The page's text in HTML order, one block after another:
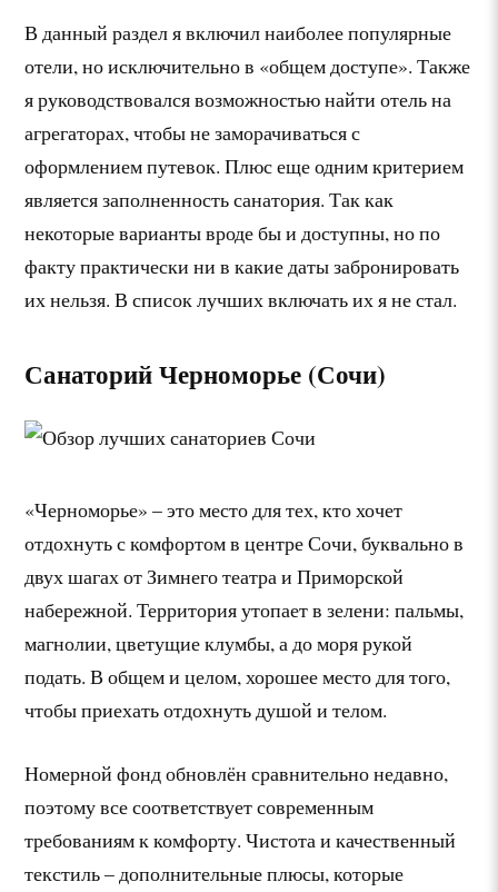
В данный раздел я включил наиболее популярные
отели, но исключительно в «общем доступе». Также
я руководствовался возможностью найти отель на
агрегаторах, чтобы не заморачиваться с
оформлением путевок. Плюс еще одним критерием
является заполненность санатория. Так как
некоторые варианты вроде бы и доступны, но по
факту практически ни в какие даты забронировать
их нельзя. В список лучших включать их я не стал.
Санаторий Черноморье (Сочи)
«Черноморье» – это место для тех, кто хочет
отдохнуть с комфортом в центре Сочи, буквально в
двух шагах от Зимнего театра и Приморской
набережной. Территория утопает в зелени: пальмы,
магнолии, цветущие клумбы, а до моря рукой
подать. В общем и целом, хорошее место для того,
чтобы приехать отдохнуть душой и телом.
Номерной фонд обновлён сравнительно недавно,
поэтому все соответствует современным
требованиям к комфорту. Чистота и качественный
текстиль – дополнительные плюсы, которые